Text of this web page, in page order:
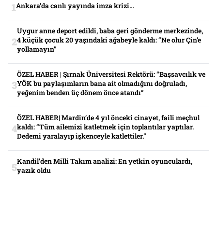
Ankara’da canlı yayında imza krizi…
Uygur anne deport edildi, baba geri gönderme merkezinde,
4 küçük çocuk 20 yaşındaki ağabeyle kaldı: “Ne olur Çin’e
yollamayın”
ÖZEL HABER | Şırnak Üniversitesi Rektörü: “Başsavcılık ve
YÖK bu paylaşımların bana ait olmadığını doğruladı,
yeğenim benden üç dönem önce atandı”
ÖZEL HABER| Mardin’de 4 yıl önceki cinayet, faili meçhul
kaldı: “Tüm ailemizi katletmek için toplantılar yaptılar.
Dedemi yaralayıp işkenceyle katlettiler.”
Kandil’den Milli Takım analizi: En yetkin oyunculardı,
yazık oldu